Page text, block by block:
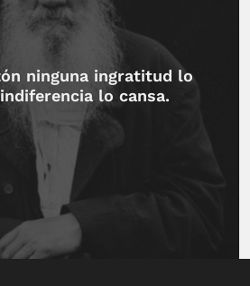
ninguna ingratitud lo
lo cansa.